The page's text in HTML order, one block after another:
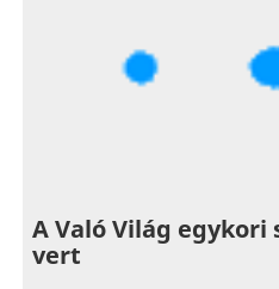
A Való Világ
vert